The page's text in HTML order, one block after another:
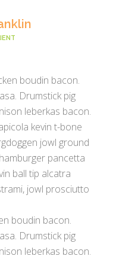
boudin bacon.
Drumstick pig
leberkas bacon.
kevin t-bone
jowl ground
pancetta
ball tip alcatra
jowl prosciutto
boudin bacon.
Drumstick pig
leberkas bacon.